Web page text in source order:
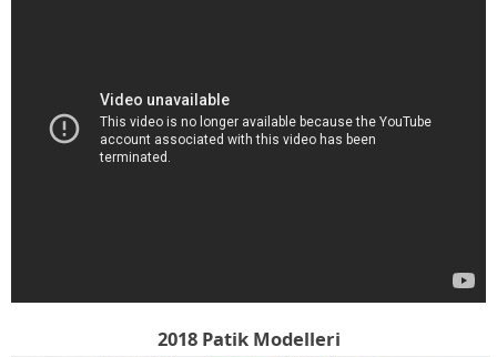
2018 Patik Modelleri